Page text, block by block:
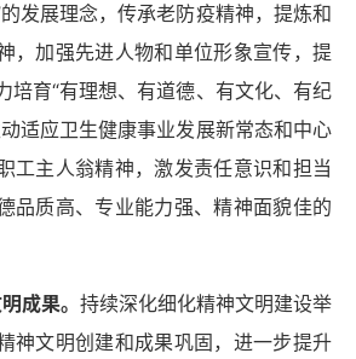
发展理念，传承老防疫精神，提炼和
，加强先进人物和单位形象宣传，提
培育“有理想、有道德、有文化、有纪
适应卫生健康事业发展新常态和中心
工主人翁精神，激发责任意识和担当
品质高、专业能力强、精神面貌佳的
成果。 持续深化细化精神文明建设举
神文明创建和成果巩固，进一步提升